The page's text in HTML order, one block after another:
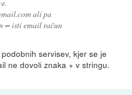
ali pa
= isti email račun
servisev, kjer se je
ne dovoli znaka + v stringu.